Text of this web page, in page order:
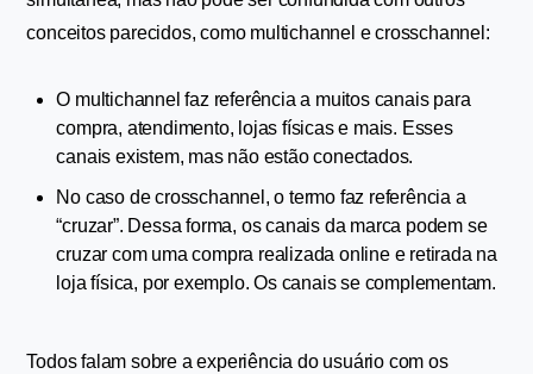
conceitos parecidos, como multichannel e crosschannel:
O multichannel faz referência a muitos canais para
compra, atendimento, lojas físicas e mais. Esses
canais existem, mas não estão conectados.
No caso de crosschannel, o termo faz referência a
“cruzar”. Dessa forma, os canais da marca podem se
cruzar com uma compra realizada online e retirada na
loja física, por exemplo. Os canais se complementam.
Todos falam sobre a experiência do usuário com os